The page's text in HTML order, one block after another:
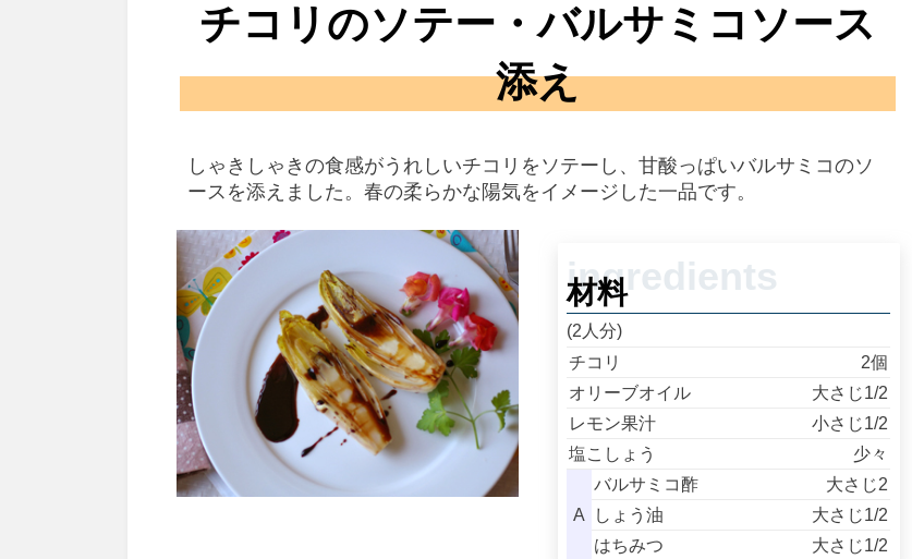
チコリのソテー・バルサミコソース
添え
しゃきしゃきの食感がうれしいチコリをソテーし、甘酸っぱいバルサミコのソ
ースを添えました。春の柔らかな陽気をイメージした一品です。
材料
(2人分)
チコリ
2個
オリーブオイル
大さじ1/2
レモン果汁
小さじ1/2
塩こしょう
少々
A
バルサミコ酢
大さじ2
しょう油
大さじ1/2
はちみつ
大さじ1/2